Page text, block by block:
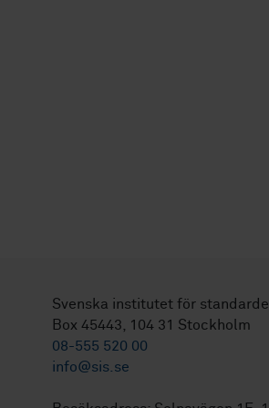
Svenska institutet för
Box 45443, 104 31 Stockholm
08-555 520 00
info@sis.se